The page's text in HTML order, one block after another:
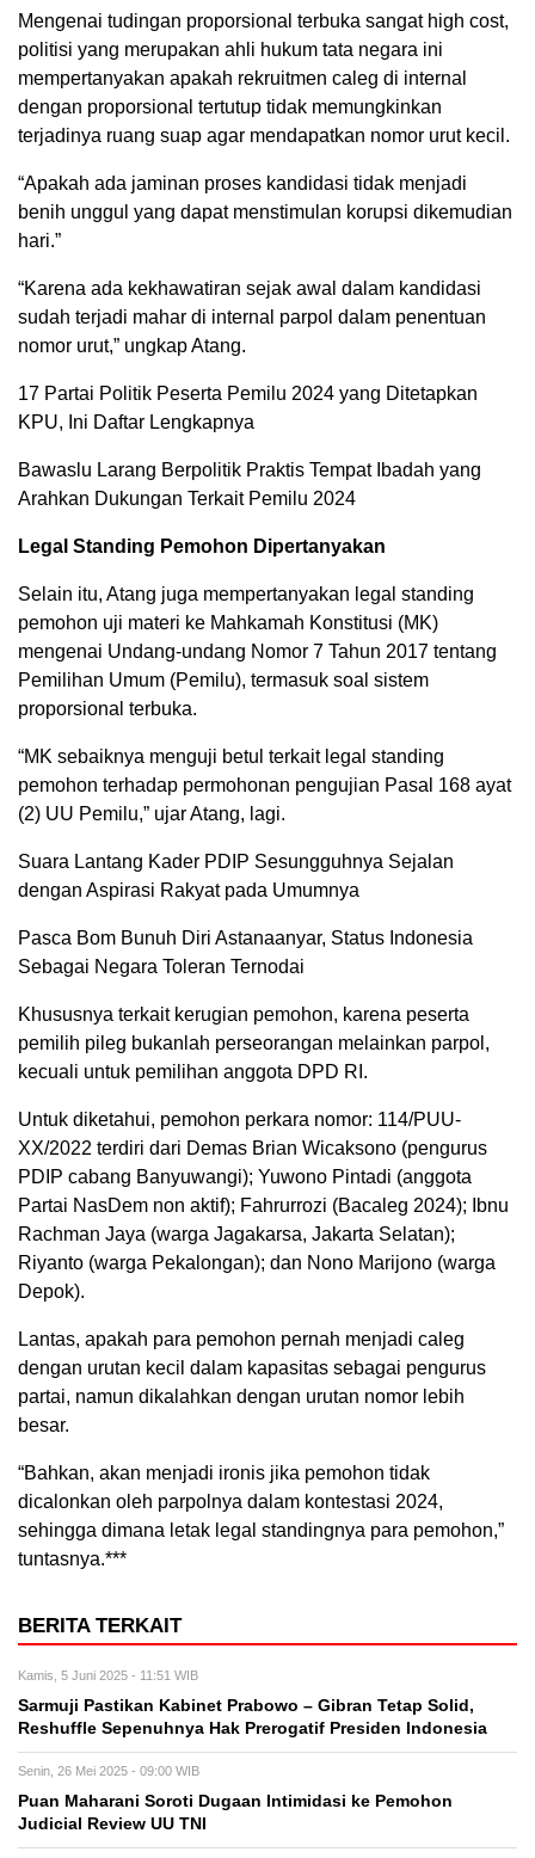
Mengenai tudingan proporsional terbuka sangat high cost,
politisi yang merupakan ahli hukum tata negara ini
mempertanyakan apakah rekruitmen caleg di internal
dengan proporsional tertutup tidak memungkinkan
terjadinya ruang suap agar mendapatkan nomor urut kecil.
“Apakah ada jaminan proses kandidasi tidak menjadi
benih unggul yang dapat menstimulan korupsi dikemudian
hari.”
“Karena ada kekhawatiran sejak awal dalam kandidasi
sudah terjadi mahar di internal parpol dalam penentuan
nomor urut,” ungkap Atang.
17 Partai Politik Peserta Pemilu 2024 yang Ditetapkan
KPU, Ini Daftar Lengkapnya
Bawaslu Larang Berpolitik Praktis Tempat Ibadah yang
Arahkan Dukungan Terkait Pemilu 2024
Legal Standing Pemohon Dipertanyakan
Selain itu, Atang juga mempertanyakan legal standing
pemohon uji materi ke Mahkamah Konstitusi (MK)
mengenai Undang-undang Nomor 7 Tahun 2017 tentang
Pemilihan Umum (Pemilu), termasuk soal sistem
proporsional terbuka.
“MK sebaiknya menguji betul terkait legal standing
pemohon terhadap permohonan pengujian Pasal 168 ayat
(2) UU Pemilu,” ujar Atang, lagi.
Suara Lantang Kader PDIP Sesungguhnya Sejalan
dengan Aspirasi Rakyat pada Umumnya
Pasca Bom Bunuh Diri Astanaanyar, Status Indonesia
Sebagai Negara Toleran Ternodai
Khususnya terkait kerugian pemohon, karena peserta
pemilih pileg bukanlah perseorangan melainkan parpol,
kecuali untuk pemilihan anggota DPD RI.
Untuk diketahui, pemohon perkara nomor: 114/PUU-
XX/2022 terdiri dari Demas Brian Wicaksono (pengurus
PDIP cabang Banyuwangi); Yuwono Pintadi (anggota
Partai NasDem non aktif); Fahrurrozi (Bacaleg 2024); Ibnu
Rachman Jaya (warga Jagakarsa, Jakarta Selatan);
Riyanto (warga Pekalongan); dan Nono Marijono (warga
Depok).
Lantas, apakah para pemohon pernah menjadi caleg
dengan urutan kecil dalam kapasitas sebagai pengurus
partai, namun dikalahkan dengan urutan nomor lebih
besar.
“Bahkan, akan menjadi ironis jika pemohon tidak
dicalonkan oleh parpolnya dalam kontestasi 2024,
sehingga dimana letak legal standingnya para pemohon,”
tuntasnya.***
BERITA TERKAIT
Kamis, 5 Juni 2025 - 11:51 WIB
Sarmuji Pastikan Kabinet Prabowo – Gibran Tetap Solid,
Reshuffle Sepenuhnya Hak Prerogatif Presiden Indonesia
Senin, 26 Mei 2025 - 09:00 WIB
Puan Maharani Soroti Dugaan Intimidasi ke Pemohon
Judicial Review UU TNI